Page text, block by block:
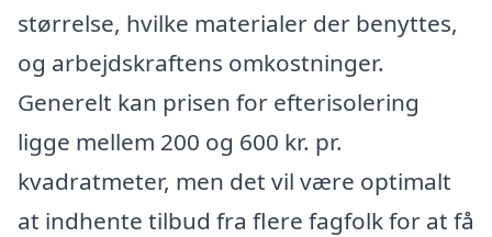
størrelse, hvilke materialer der benyttes,
og arbejdskraftens omkostninger.
Generelt kan prisen for efterisolering
ligge mellem 200 og 600 kr. pr.
kvadratmeter, men det vil være optimalt
at indhente tilbud fra flere fagfolk for at få